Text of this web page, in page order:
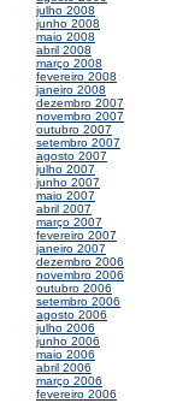
julho 2008
junho 2008
maio 2008
abril 2008
março 2008
fevereiro 2008
janeiro 2008
dezembro 2007
novembro 2007
outubro 2007
setembro 2007
agosto 2007
julho 2007
junho 2007
maio 2007
abril 2007
março 2007
fevereiro 2007
janeiro 2007
dezembro 2006
novembro 2006
outubro 2006
setembro 2006
agosto 2006
julho 2006
junho 2006
maio 2006
abril 2006
março 2006
fevereiro 2006